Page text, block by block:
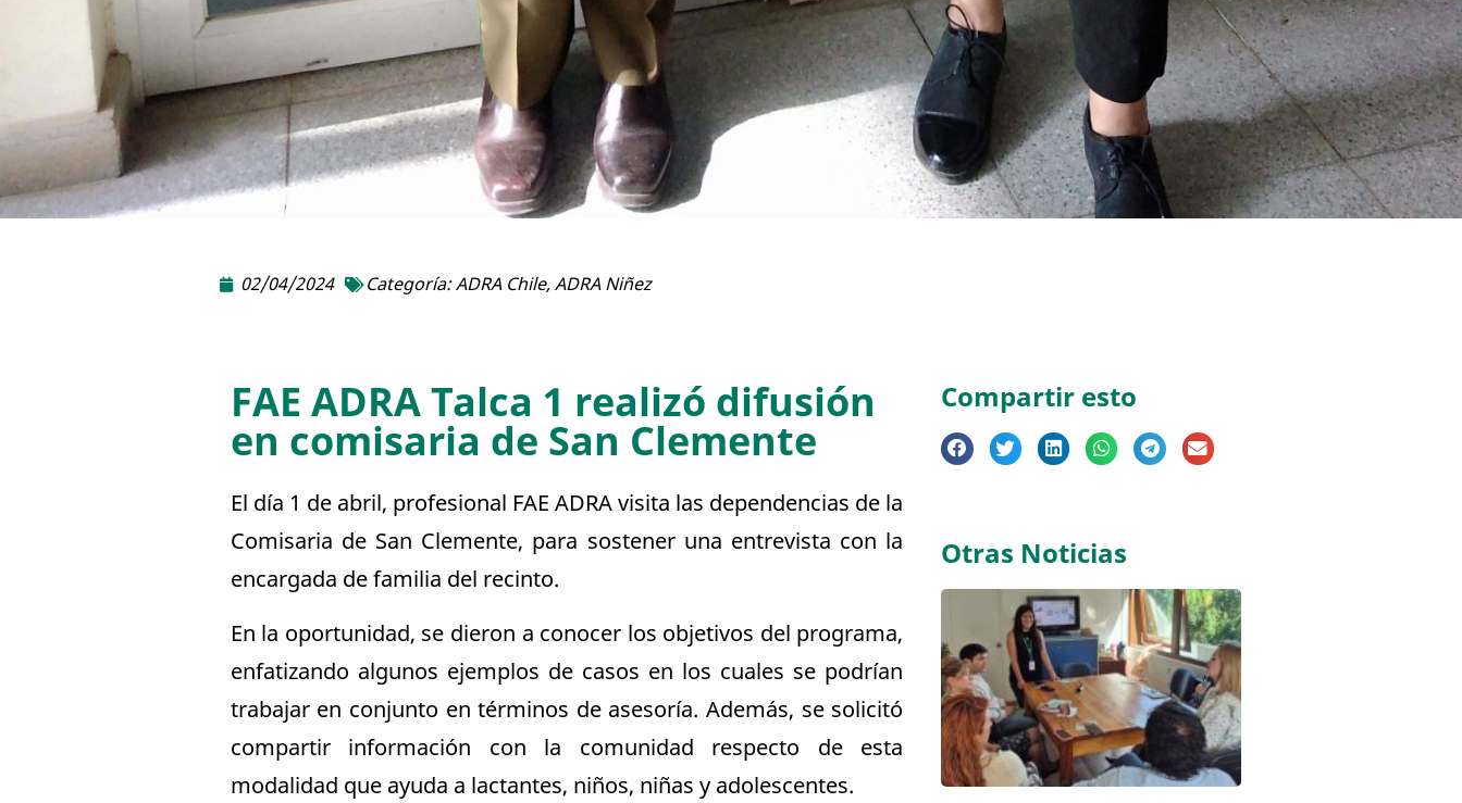
02/04/2024 Categoría:ADRA Chile,ADRA Niñez
FAE ADRA Talca 1 realizó difusión
en comisaria de San Clemente
El día 1 de abril, profesional FAE ADRA visita las dependencias de la
Comisaria de San Clemente, para sostener una entrevista con la
encargada de familia del recinto.
En la oportunidad, se dieron a conocer los objetivos del programa,
enfatizando algunos ejemplos de casos en los cuales se podrían
trabajar en conjunto en términos de asesoría. Además, se solicitó
compartir información con la comunidad respecto de esta
modalidad que ayuda a lactantes, niños, niñas y adolescentes.
Compartir esto
Otras Noticias